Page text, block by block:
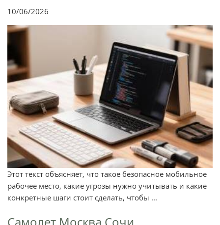
10/06/2026
Этот текст объясняет, что такое безопасное мобильное
рабочее место, какие угрозы нужно учитывать и какие
конкретные шаги стоит сделать, чтобы ...
Самолет Москва Сочи